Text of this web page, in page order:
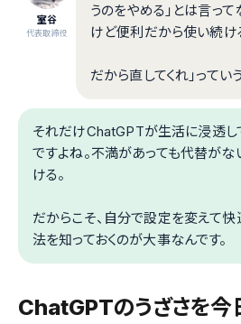
室谷
代表取締役
うのをやめる」とは言って
けど便利だから使い続け
だから直してくれ」ってい
それだけChatGPTが生活に浸透し
ですよね。不満があっても代替が
ける。
だからこそ、自分で設定を変えて
法を知っておくのが大事なんです。
ChatGPTのうざさを今